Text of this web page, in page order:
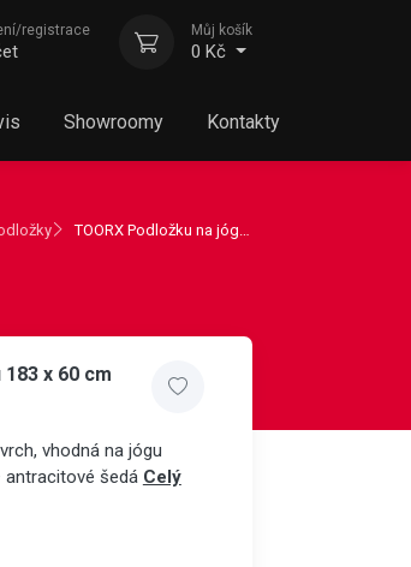
registrace Můj košík
0 Kč
Showroomy Kontakty
TOORX Podložku na jógu Profi 183 x 60 cm modrá
x 60 cm
vhodná na jógu
antracitové šedá Celý